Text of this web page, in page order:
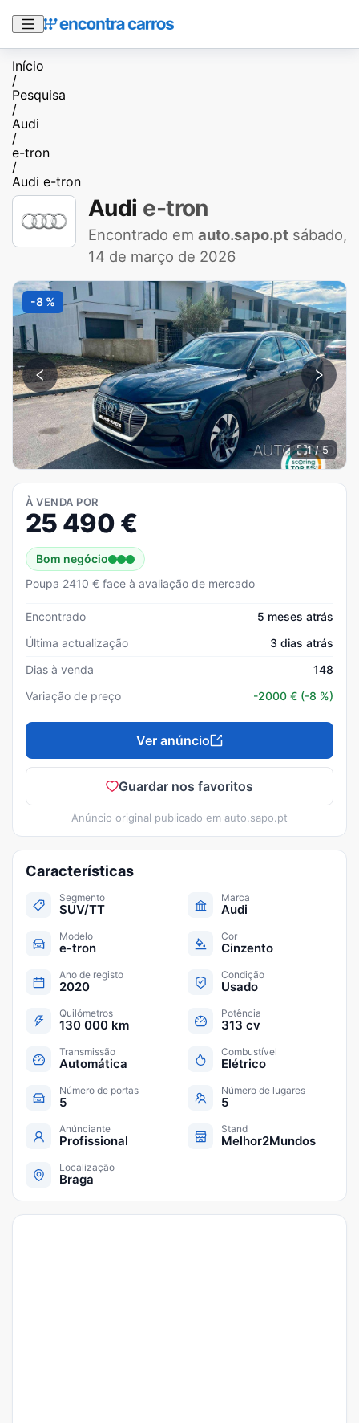
Início
/
Pesquisa
/
Audi
/
e-tron
/
Audi e-tron
Audi e-tron
Encontrado em auto.sapo.pt sábado,
14 de março de 2026
-8 %
1 / 5
À VENDA POR
25 490 €
Bom negócio
Poupa 2410 € face à avaliação de mercado
Encontrado
5 meses atrás
Última actualização
3 dias atrás
Dias à venda
148
Variação de preço
-2000 € (-8 %)
Ver anúncio
Guardar nos favoritos
Anúncio original publicado em auto.sapo.pt
Características
Segmento
SUV/TT
Marca
Audi
Modelo
e-tron
Cor
Cinzento
Ano de registo
2020
Condição
Usado
Quilómetros
130 000 km
Potência
313 cv
Transmissão
Automática
Combustível
Elétrico
Número de portas
5
Número de lugares
5
Anúnciante
Profissional
Stand
Melhor2Mundos
Localização
Braga